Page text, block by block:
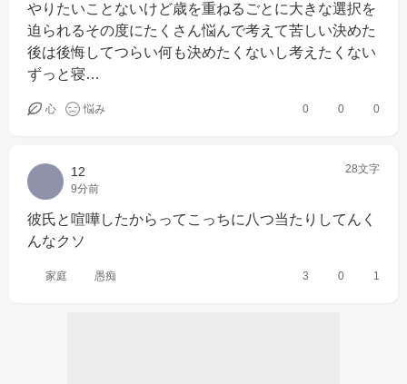
やりたいことないけど歳を重ねるごとに大きな選択を
迫られるその度にたくさん悩んで考えて苦しい決めた
後は後悔してつらい何も決めたくないし考えたくない
ずっと寝…
心 悩み 0 0 0
12
9分前
28文字
彼氏と喧嘩したからってこっちに八つ当たりしてんく
んなクソ
家庭 愚痴 3 0 1